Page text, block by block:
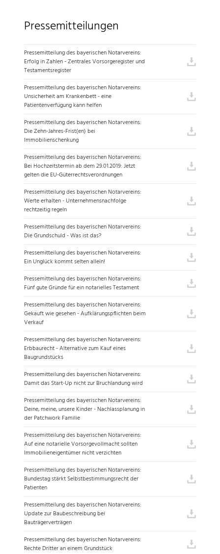
Pressemitteilungen
Pressemitteilung des bayerischen Notarvereins:
Erfolg in Zahlen - Zentrales Vorsorgeregister und
Testamentsregister
Pressemitteilung des bayerischen Notarvereins:
Unsicherheit am Krankenbett - eine
Patientenverfügung kann helfen
Pressemitteilung des bayerischen Notarvereins:
Die Zehn-Jahres-Frist(en) bei
Immobilienschenkung
Pressemitteilung des bayerischen Notarvereins:
Bei Hochzeitstermin ab dem 29.01.2019: Jetzt
gelten die EU-Güterrechtsverordnungen
Pressemitteilung des bayerischen Notarvereins:
Werte erhalten - Unternehmensnachfolge
rechtzeitig regeln
Pressemitteilung des bayerischen Notarvereins:
Die Grundschuld - Was ist das?
Pressemitteilung des bayerischen Notarvereins:
Ein Unglück kommt selten allein!
Pressemitteilung des bayerischen Notarvereins:
Fünf gute Gründe für ein notarielles Testament
Pressemitteilung des bayerischen Notarvereins:
Gekauft wie gesehen - Aufklärungspflichten beim
Verkauf
Pressemitteilung des bayerischen Notarvereins:
Erbbaurecht - Alternative zum Kauf eines
Baugrundstücks
Pressemitteilung des bayerischen Notarvereins:
Damit das Start-Up nicht zur Bruchlandung wird
Pressemitteilung des bayerischen Notarvereins:
Deine, meine, unsere Kinder - Nachlassplanung in
der Patchwork Familie
Pressemitteilung des bayerischen Notarvereins:
Auf eine notarielle Vorsorgevollmacht sollten
Immobilieneigentümer nicht verzichten
Pressemitteilung des bayerischen Notarvereins:
Bundestag stärkt Selbstbestimmungsrecht der
Patienten
Pressemitteilung des bayerischen Notarvereins:
Update zur Baubeschreibung bei
Bauträgerverträgen
Pressemitteilung des bayerischen Notarvereins:
Rechte Dritter an einem Grundstück